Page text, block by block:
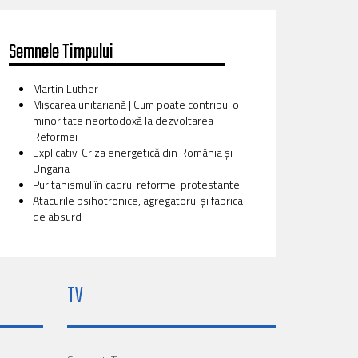
Semnele Timpului
Martin Luther
Mișcarea unitariană | Cum poate contribui o
minoritate neortodoxă la dezvoltarea
Reformei
Explicativ. Criza energetică din România și
Ungaria
Puritanismul în cadrul reformei protestante
Atacurile psihotronice, agregatorul și fabrica
de absurd
TV